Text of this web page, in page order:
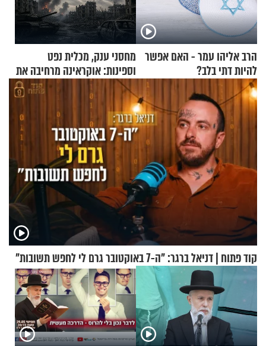
הרב אליהו עמר - האם אפשר
להיות דתי בלב?
מחסני ענק, מכלית נפט
וספינות: אוקראינה מרחיבה את
התקיפות בעומק רוסיה
קוד פתוח | דניאל ברגר: "ה-7 באוקטובר גרם לי לחפש תשובות"